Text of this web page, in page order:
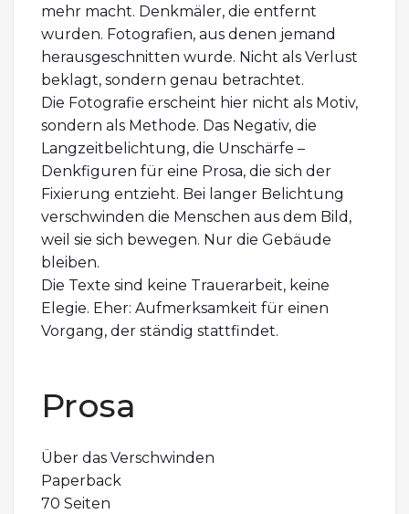
mehr macht. Denkmäler, die entfernt
wurden. Fotografien, aus denen jemand
herausgeschnitten wurde. Nicht als Verlust
beklagt, sondern genau betrachtet.
Die Fotografie erscheint hier nicht als Motiv,
sondern als Methode. Das Negativ, die
Langzeitbelichtung, die Unschärfe –
Denkfiguren für eine Prosa, die sich der
Fixierung entzieht. Bei langer Belichtung
verschwinden die Menschen aus dem Bild,
weil sie sich bewegen. Nur die Gebäude
bleiben.
Die Texte sind keine Trauerarbeit, keine
Elegie. Eher: Aufmerksamkeit für einen
Vorgang, der ständig stattfindet.
Prosa
Über das Verschwinden
Paperback
70 Seiten